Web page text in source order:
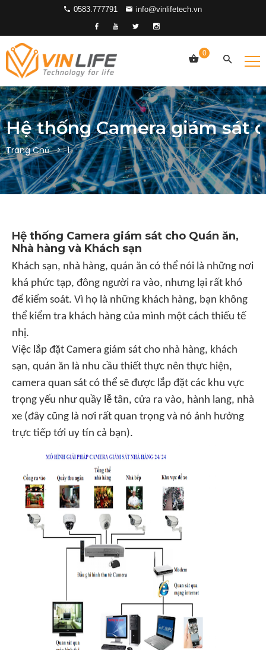
0583.777791 info@vinlifetech.vn
0
Hệ thống Camera giám sát
Trang Chủ 1
Hệ thống Camera giám sát cho Quán ăn,
Nhà hàng và Khách sạn
Khách sạn, nhà hàng, quán ăn có thể nói là những nơi
khá phức tạp, đông người ra vào, nhưng lại rất khó
để kiểm soát. Vì họ là những khách hàng, bạn không
thể kiểm tra khách hàng của mình một cách thiếu tế
nhị.
Việc lắp đặt Camera giám sát cho nhà hàng, khách
sạn, quán ăn là nhu cầu thiết thực nên thực hiện,
camera quan sát có thể sẽ được lắp đặt các khu vực
trọng yếu như quầy lễ tân, cửa ra vào, hành lang, nhà
xe (đây cũng là nơi rất quan trọng và nó ảnh hưởng
trực tiếp tới uy tín cả bạn).